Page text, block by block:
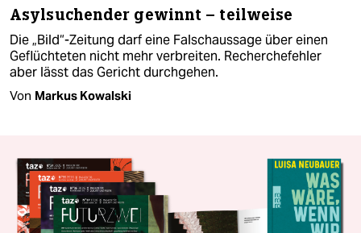
Asylsuchender gewinnt – teilweise
Die „Bild“-Zeitung darf eine Falschaussage über einen
Geflüchteten nicht mehr verbreiten. Recherchefehler
aber lässt das Gericht durchgehen.
Von Markus Kowalski